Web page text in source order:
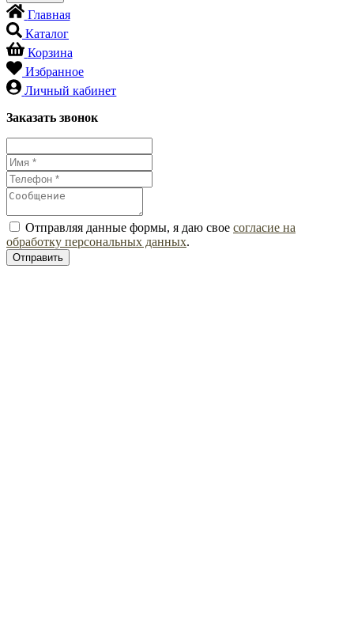
Главная
Каталог
Корзина
Избранное
Личный кабинет
Заказать звонок
Отправляя данные формы, я даю свое согласие на
обработку персональных данных.
Отправить